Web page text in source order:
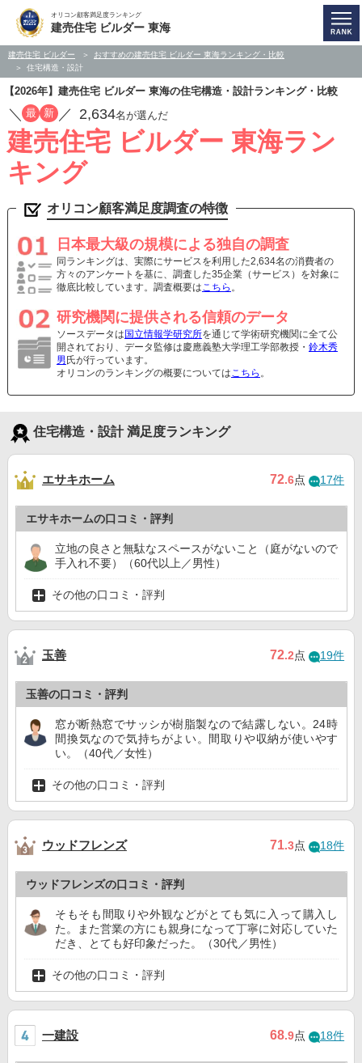
オリコン顧客満足度ランキング
建売住宅 ビルダー 東海
建売住宅 ビルダー
おすすめの建売住宅 ビルダー 東海ランキング・比較
住宅構造・設計
【2026年】建売住宅 ビルダー 東海の住宅構造・設計ランキング・比較
／ 最 新 ／ 2,634名が選んだ
建売住宅 ビルダー 東海ラン
キング
オリコン顧客満足度調査の特徴
日本最大級の規模による独自の調査
同ランキングは、実際にサービスを利用した2,634名の消費者の
方々のアンケートを基に、調査した35企業（サービス）を対象に
徹底比較しています。調査概要はこちら 。
研究機関に提供される信頼のデータ
ソースデータは 国立情報学研究所を通じて学術研究機関に全て公
開されており、データ監修は慶應義塾大学理工学部教授・ 鈴木秀
男 氏が行っています。
オリコンのランキングの概要についてはこちら 。
住宅構造・設計 満足度ランキング
エサキホーム 72.6点 17件
エサキホームの口コミ・評判
立地の良さと無駄なスペースがないこと（庭がないので
手入れ不要）（60代以上／男性）
その他の口コミ・評判
玉善 72.2点 19件
玉善の口コミ・評判
窓が断熱窓でサッシが樹脂製なので結露しない。24時
間換気なので気持ちがよい。間取りや収納が使いやす
い。（40代／女性）
その他の口コミ・評判
ウッドフレンズ 71.3点 18件
ウッドフレンズの口コミ・評判
そもそも間取りや外観などがとても気に入って購入し
た。また営業の方にも親身になって丁寧に対応していた
だき、とても好印象だった。（30代／男性）
その他の口コミ・評判
一建設 68.9点 18件